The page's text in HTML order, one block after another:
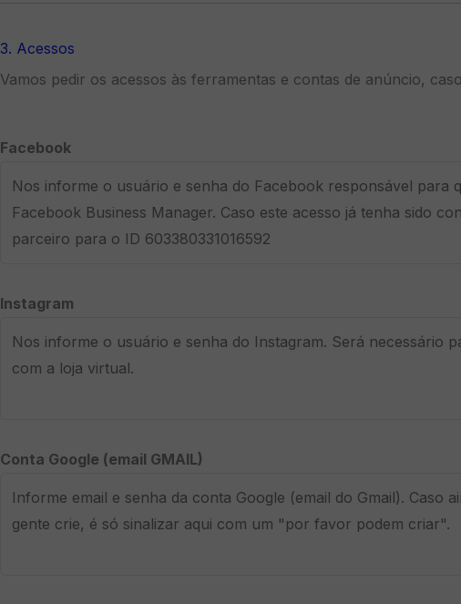
3. Acessos
Vamos pedir os acessos às ferramentas e contas de anúncio,
Facebook
Instagram
Conta Google (email GMAIL)